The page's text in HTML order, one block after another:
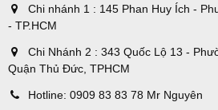
Chi nhánh 1 : 145 Phan Huy Ích -
- TP.HCM
Chi Nhánh 2 : 343 Quốc Lộ 13 -
Quận Thủ Đức, TPHCM
Hotline: 0909 83 83 78 Mr Nguyên